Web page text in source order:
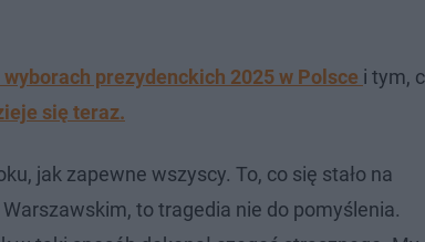
prezydenckich 2025 w Polsce i tym,
się teraz.
jak zapewne wszyscy. To, co się stało na
to tragedia nie do pomyślenia.